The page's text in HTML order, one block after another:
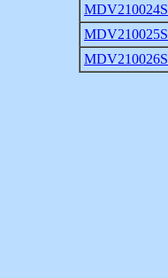
MDV210024S
MDV210025S
MDV210026S